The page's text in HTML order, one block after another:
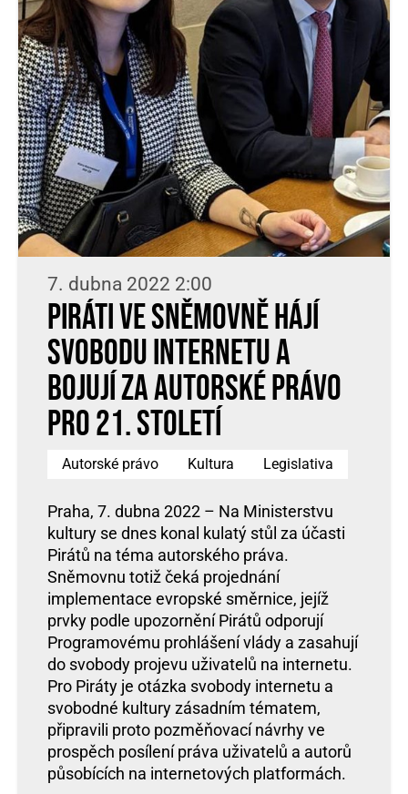
7. dubna 2022 2:00
Piráti ve Sněmovně hájí
svobodu internetu a
bojují za autorské právo
pro 21. století
Autorské právo Kultura Legislativa
Praha, 7. dubna 2022 – Na Ministerstvu
kultury se dnes konal kulatý stůl za účasti
Pirátů na téma autorského práva.
Sněmovnu totiž čeká projednání
implementace evropské směrnice, jejíž
prvky podle upozornění Pirátů odporují
Programovému prohlášení vlády a zasahují
do svobody projevu uživatelů na internetu.
Pro Piráty je otázka svobody internetu a
svobodné kultury zásadním tématem,
připravili proto pozměňovací návrhy ve
prospěch posílení práva uživatelů a autorů
působících na internetových platformách.